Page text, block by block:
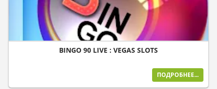
BINGO 90 LIVE : VEGAS SLOTS
ПОДРОБНЕЕ...